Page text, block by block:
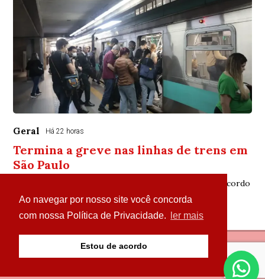
Ao navegar por nosso site você concorda
com nossa Política de Privacidade.
ler mais
Estou de acordo
Geral Há 22 horas
Termina a greve nas linhas de trens em
São Paulo
Sindicato mantém estado de greve para acompanhar acordo
© Copyright 2026 - Portal Parazão Tem de Tudo - Todos